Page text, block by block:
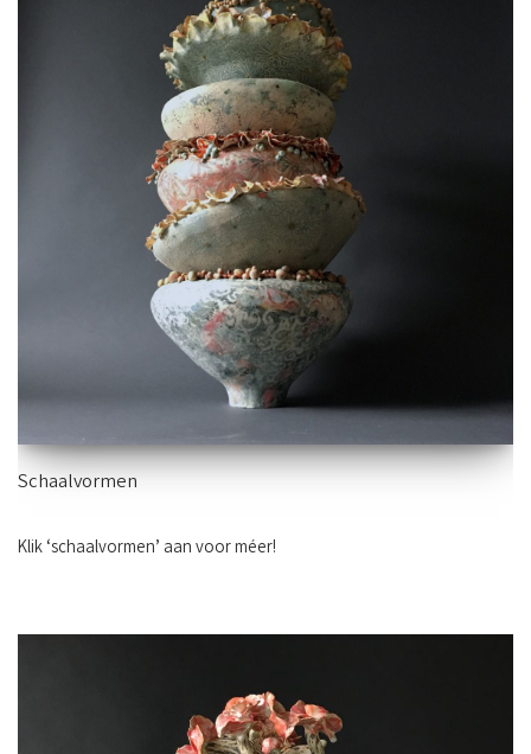
Schaalvormen
Klik ‘schaalvormen’ aan voor méer!